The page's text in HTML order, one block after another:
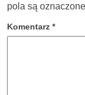
pola są oznaczone
Komentarz *